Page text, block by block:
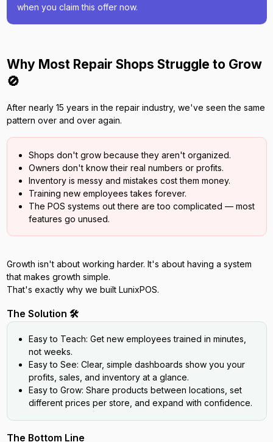
when you claim this offer now.
Why Most Repair Shops Struggle to Grow
🚫
After nearly 15 years in the repair industry, we've seen the same
pattern over and over again.
Shops don't grow because they aren't organized.
Owners don't know their real numbers or profits.
Inventory is messy and mistakes cost them money.
Training new employees takes forever.
The POS systems out there are too complicated — most
features go unused.
Growth isn't about working harder. It's about having a system
that makes growth simple.
That's exactly why we built LunixPOS.
The Solution 🛠️
Easy to Teach: Get new employees trained in minutes,
not weeks.
Easy to See: Clear, simple dashboards show you your
profits, sales, and inventory at a glance.
Easy to Grow: Share products between locations, set
different prices per store, and expand with confidence.
The Bottom Line